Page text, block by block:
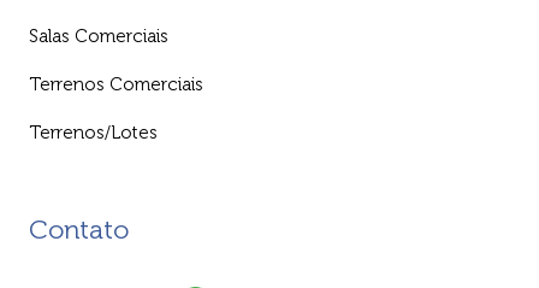
Salas Comerciais
Terrenos Comerciais
Terrenos/Lotes
Contato